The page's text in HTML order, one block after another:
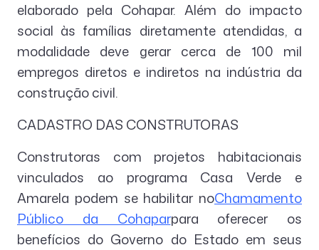
elaborado pela Cohapar. Além do impacto
social às famílias diretamente atendidas, a
modalidade deve gerar cerca de 100 mil
empregos diretos e indiretos na indústria da
construção civil.
CADASTRO DAS CONSTRUTORAS
Construtoras com projetos habitacionais
vinculados ao programa Casa Verde e
Amarela podem se habilitar noChamamento
Público da Cohaparpara oferecer os
benefícios do Governo do Estado em seus